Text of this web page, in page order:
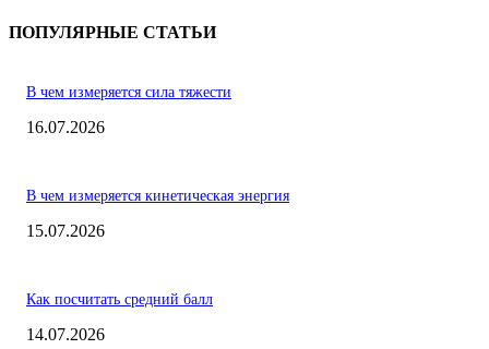
ПОПУЛЯРНЫЕ СТАТЬИ
В чем измеряется сила тяжести
16.07.2026
В чем измеряется кинетическая энергия
15.07.2026
Как посчитать средний балл
14.07.2026